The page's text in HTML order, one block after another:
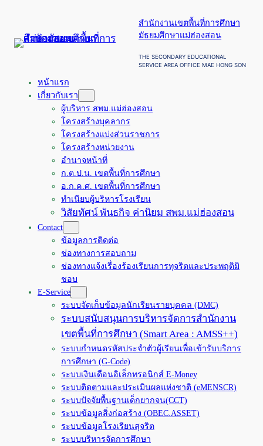
สำนักงานเขตพื้นที่การศึกษา
มัธยมศึกษาแม่ฮ่องสอน
THE SECONDARY EDUCATIONAL
SERVICE AREA OFFICE MAE HONG SON
หน้าแรก
เกี่ยวกับเรา
ผู้บริหาร สพม.แม่ฮ่องสอน
โครงสร้างบุคลากร
โครงสร้างแบ่งส่วนราชการ
โครงสร้างหน่วยงาน
อำนาจหน้าที่
ก.ต.ป.น. เขตพื้นที่การศึกษา
อ.ก.ค.ศ. เขตพื้นที่การศึกษา
ทำเนียบผู้บริหารโรงเรียน
วิสัยทัศน์ พันธกิจ ค่านิยม สพม.แม่ฮ่องสอน
Contact
ข้อมูลการติดต่อ
ช่องทางการสอบถาม
ช่องทางแจ้งเรื่องร้องเรียนการทุจริตและประพฤติมิ
ชอบ
E-Service
ระบบจัดเก็บข้อมูลนักเรียนรายบุคคล (DMC)
ระบบสนับสนุนการบริหารจัดการสำนักงาน
เขตพื้นที่การศึกษา (Smart Area : AMSS++)
ระบบกำหนดรหัสประจำตัวผู้เรียนเพื่อเข้ารับบริการ
การศึกษา (G-Code)
ระบบเงินเดือนอิเล็กทรอนิกส์ E-Money
ระบบติดตามและประเมินผลแห่งชาติ (eMENSCR)
ระบบปัจจัยพื้นฐานเด็กยากจน(CCT)
ระบบข้อมูลสิ่งก่อสร้าง (OBEC.ASSET)
ระบบข้อมูลโรงเรียนสุจริต
ระบบบริหารจัดการศึกษา